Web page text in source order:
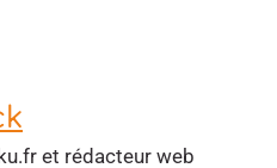
et rédacteur web